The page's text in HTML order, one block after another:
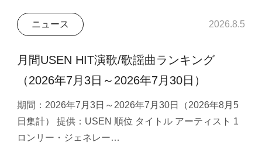
ニュース 2026.8.5
月間USEN HIT演歌/歌謡曲ランキング
（2026年7月3日～2026年7月30日）
期間：2026年7月3日～2026年7月30日（2026年8月5
日集計） 提供：USEN 順位 タイトル アーティスト 1
ロンリー・ジェネレー…